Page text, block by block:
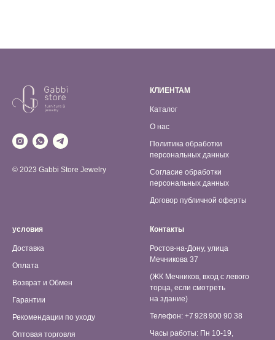
© 2023 Gabbi Store Jewelry
КЛИЕНТАМ
Каталог
О нас
Политика обработки
персональных данных
Согласие обработки
персональных данных
Договор публичной оферты
условия
Доставка
Оплата
Возврат и Обмен
Гарантии
Рекомендации по уходу
Оптовая торговля
Контакты
Ростов-на-Дону, улица
Мечникова 37
(ЖК Мечников, вход с левого
торца, если смотреть
на здание)
Телефон: +7 928 900 90 38
Часы работы: Пн 10-19,